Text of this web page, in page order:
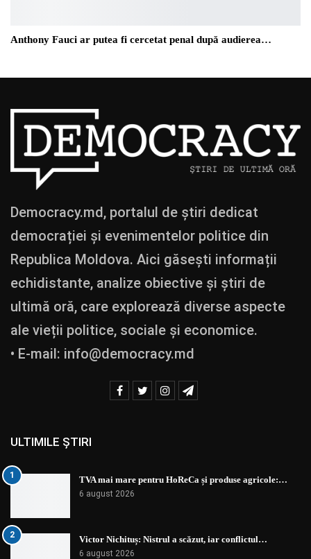
Anthony Fauci ar putea fi cercetat penal după audierea…
Democracy.md, portalul de știri dedicat
democrației și evenimentelor politice din
Republica Moldova. Aici găsești informații
echidistante, analize obiective și știri de
ultimă oră, care explorează diverse aspecte
ale vieții politice, sociale și economice.
• E-mail: info@democracy.md
ULTIMILE ȘTIRI
1 TVA mai mare pentru HoReCa și produse agricole:…
6 august 2026
2 Victor Nichituș: Nistrul a scăzut, iar conflictul…
6 august 2026